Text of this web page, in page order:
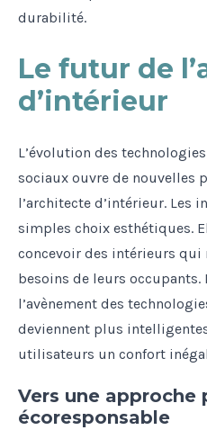
durabilité.
Le futur de
d’intérieur
L’évolution des
sociaux ouvre de nouvelles
l’architecte d’intérieur. Les
simples choix esthétiques.
concevoir des intérieurs qui
besoins de leurs occupants.
l’avènement des
deviennent plus
utilisateurs un confort
Vers une approche
écoresponsable